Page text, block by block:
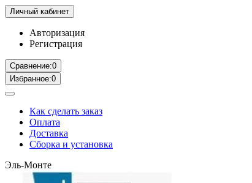
Личный кабинет
Авторизация
Регистрация
Сравнение:0
Избранное:0
Как сделать заказ
Оплата
Доставка
Сборка и установка
Эль-Монте